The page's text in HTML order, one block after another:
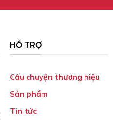
HỖ TRỢ
Câu chuyện thương hiệu
Sản phẩm
Tin tức